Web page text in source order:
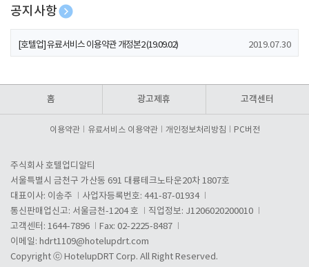
공지사항
[호텔업] 개인정보 처리방침 개정본1 (19.09.02)
[호텔업] 유료서비스 이용약관 개정본2 (19.09.02) 2019.07.30
홈 광고제휴 고객센터
이용약관 유료서비스 이용약관 개인정보처리방침 PC버전
주식회사 호텔업디알티
서울특별시 금천구 가산동 691 대륭테크노타운20차 1807호
대표이사: 이송주
사업자등록번호: 441-87-01934
통신판매업신고: 서울금천-1204 호
직업정보: J1206020200010
고객센터: 1644-7896
Fax: 02-2225-8487
이메일: hdrt1109@hotelupdrt.com
Copyright ⓒ HotelupDRT Corp. All Right Reserved.